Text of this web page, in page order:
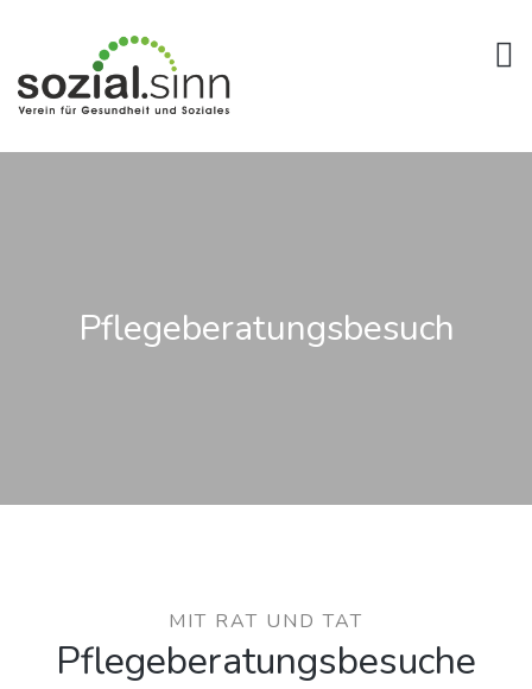
Pflegeberatungsbesuch
MIT RAT UND TAT
Pflegeberatungsbesuche